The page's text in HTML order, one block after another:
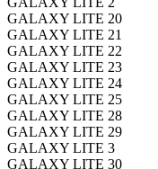
GALAXY LITE 20
GALAXY LITE 21
GALAXY LITE 22
GALAXY LITE 23
GALAXY LITE 24
GALAXY LITE 25
GALAXY LITE 28
GALAXY LITE 29
GALAXY LITE 3
GALAXY LITE 30